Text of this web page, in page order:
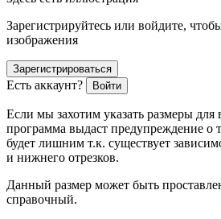
Зарегистрируйтесь или войдите,
изображения
Зарегистрироваться
Есть аккаунт? Войти
Если мы захотим указать размеры для
программа выдаст предупреждение о
будет лишним т.к. существует
и нижнего отрезков.
Данный размер может быть
справочный.